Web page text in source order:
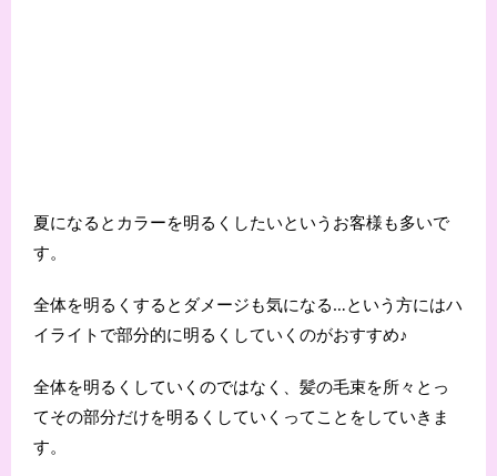
夏になるとカラーを明るくしたいというお客様も多いで
す。
全体を明るくするとダメージも気になる…という方にはハ
イライトで部分的に明るくしていくのがおすすめ♪
全体を明るくしていくのではなく、髪の毛束を所々とっ
てその部分だけを明るくしていくってことをしていきま
す。